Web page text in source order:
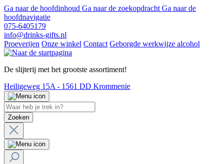
Ga naar de hoofdinhoud Ga naar de zoekopdracht Ga naar de
hoofdnavigatie
075-6405179
info@drinks-gifts.nl
Proeverijen Onze winkel Contact Geborgde werkwijze alcohol
De slijterij met het grootste assortiment!
Heiligeweg 15A - 1561 DD Krommenie
Zoeken